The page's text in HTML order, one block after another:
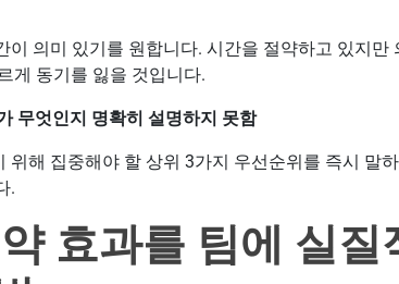
이 의미 있기를 원합니다. 시간을 절약하고 있지만
게 동기를 잃을 것입니다.
무엇인지 명확히 설명하지 못함
위해 집중해야 할 상위 3가지 우선순위를 즉시 말
.
효과를 팀에 실질